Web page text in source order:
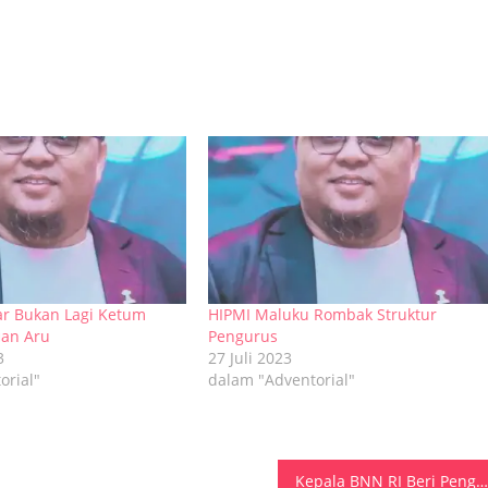
Bukan Lagi Ketum
Aru
HIPMI Maluku Rombak Struktur
Pengurus
27 Juli 2023
dalam "Adventorial"
Kepala BNN RI Beri Penghargaan Pada Satker Berprestasi